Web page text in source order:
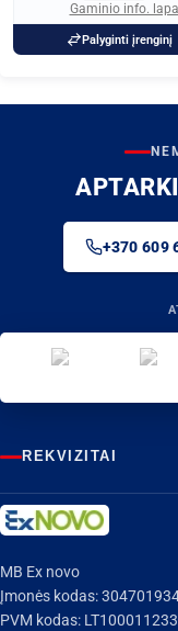
Gaminio info.
Palyginti įrenginį
+370 609
REKVIZITAI
MB Ex novo
Įmonės kodas:
PVM kodas: